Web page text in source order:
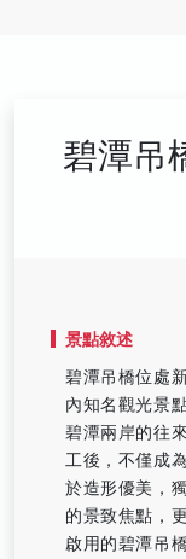
碧潭吊
景點敘述
碧潭吊橋位處
內知名觀光景
碧潭兩岸的往
工後，不僅成
於造形優美，
的景致焦點，
啟用的碧潭吊